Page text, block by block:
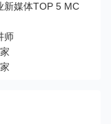
新媒体TOP 5 MC
师